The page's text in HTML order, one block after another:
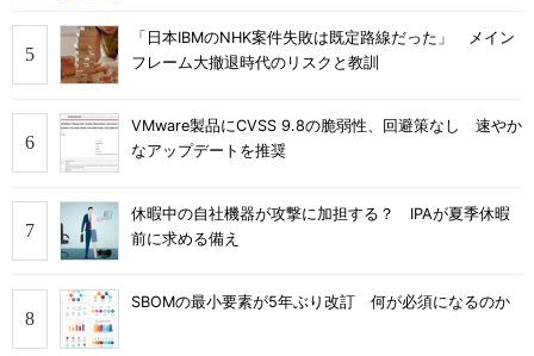
「日本IBMのNHK案件失敗は既定路線だった」 メイン
フレーム大撤退時代のリスクと教訓
VMware製品にCVSS 9.8の脆弱性、回避策なし 速やか
なアップデートを推奨
休暇中の自社機器が攻撃に加担する？ IPAが夏季休暇
前に求める備え
SBOMの最小要素が5年ぶり改訂 何が必須になるのか